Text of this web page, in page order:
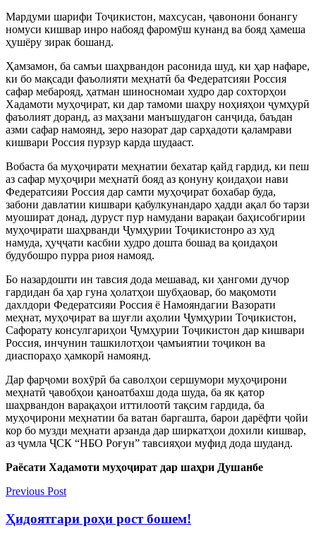
Мардуми шарифи Тоҷикистон, махсусан, ҷавонони бонангу
номуси кишвар инро набояд фаромӯш кунанд ва бояд ҳамеша
ҳушёру зирак бошанд.
Ҳамзамон, ба самъи шаҳрвандон расонида шуд, ки ҳар нафаре,
ки бо мақсади фаъолияти меҳнатӣ ба Федератсияи Россия
сафар мебарояд, ҳатман шиносномаи худро дар сохторҳои
Хадамоти муҳоҷират, ки дар тамоми шаҳру ноҳияҳои ҷумҳурӣ
фаъолият доранд, аз маҳзани манъшудагон санҷида, баъдан
азми сафар намоянд, зеро назорат дар сарҳадоти қаламрави
кишвари Россия пурзур карда шудааст.
Вобаста ба муҳоҷирати меҳнатии бехатар қайд гардид, ки пеш
аз сафар муҳоҷири меҳнатӣ бояд аз қонуну қоидаҳои нави
Федератсияи Россия дар самти муҳоҷират бохабар буда,
забони давлатии кишвари қабулкунандаро ҳадди ақал бо тарзи
муошират донад, дуруст пур намудани варақаи баҳисобгирии
муҳоҷирати шаҳрванди Ҷумҳурии Тоҷикистонро аз худ
намуда, ҳуҷҷати касбии худро дошта бошад ва қоидаҳои
будубошро пурра риоя намояд.
Бо назардошти ин тавсия дода мешавад, ки ҳангоми дучор
гардидан ба ҳар гуна ҳолатҳои шубҳаовар, бо мақомоти
дахлдори Федератсияи Россия ё Намояндагии Вазорати
меҳнат, муҳоҷират ва шуғли аҳолии Ҷумҳурии Тоҷикистон,
Сафорату консулгариҳои Ҷумҳурии Тоҷикистон дар кишвари
Россия, инчунин ташкилотҳои ҷамъиятии тоҷикон ва
диаспораҳо ҳамкорӣ намоянд.
Дар фарҷоми вохӯрӣ ба саволҳои сершумори муҳоҷирони
меҳнатӣ ҷавобҳои қаноатбахш дода шуда, ба як қатор
шаҳрвандон варақаҳои иттилоотӣ тақсим гардида, ба
муҳоҷирони меҳнатии ба ватан баргашта, барои дарёфти ҷойи
кор бо музди меҳнати арзанда дар ширкатҳои дохили кишвар,
аз ҷумла ҶСК “НБО Роғун” тавсияҳои муфид дода шуданд.
Раёсати Хадамоти муҳоҷират дар шаҳри Душанбе
Previous Post
Ҳидоятгари роҳи рост бошем!